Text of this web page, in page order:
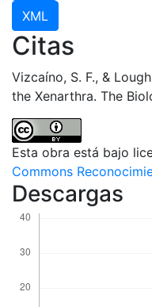
XML
Citas
Vizcaíno, S. F., &
the Xenarthra. The
Esta obra está bajo
Commons
Descargas